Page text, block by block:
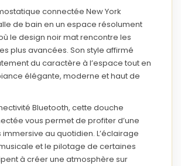
connectée New York
de bain en un espace résolument
le design noir matrencontre les
plus avancées. Son style affirmé
du caractère à l’espace tout en
élégante, moderne et haut de
Bluetooth, cette douche
vous permet de profiter d’une
au quotidien. L’éclairage
musicale et le pilotage de certaines
à créer une atmosphère sur